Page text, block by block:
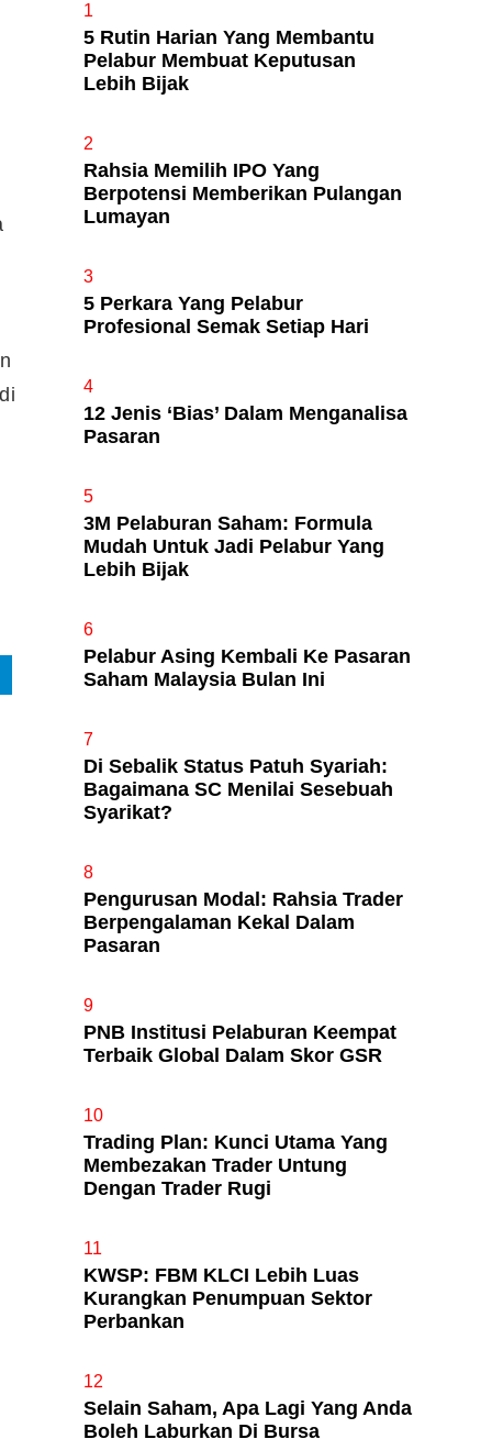
1
5 Rutin Harian Yang Membantu
Pelabur Membuat Keputusan
Lebih Bijak
2
Rahsia Memilih IPO Yang
Berpotensi Memberikan Pulangan
Lumayan
3
5 Perkara Yang Pelabur
Profesional Semak Setiap Hari
4
12 Jenis ‘Bias’ Dalam Menganalisa
Pasaran
5
3M Pelaburan Saham: Formula
Mudah Untuk Jadi Pelabur Yang
Lebih Bijak
6
Pelabur Asing Kembali Ke Pasaran
Saham Malaysia Bulan Ini
7
Di Sebalik Status Patuh Syariah:
Bagaimana SC Menilai Sesebuah
Syarikat?
8
Pengurusan Modal: Rahsia Trader
Berpengalaman Kekal Dalam
Pasaran
9
PNB Institusi Pelaburan Keempat
Terbaik Global Dalam Skor GSR
10
Trading Plan: Kunci Utama Yang
Membezakan Trader Untung
Dengan Trader Rugi
11
KWSP: FBM KLCI Lebih Luas
Kurangkan Penumpuan Sektor
Perbankan
12
Selain Saham, Apa Lagi Yang Anda
Boleh Laburkan Di Bursa
Apa Itu Fundamental Analysis
Yang Selalu Sifu Saham Sebut
Tu?